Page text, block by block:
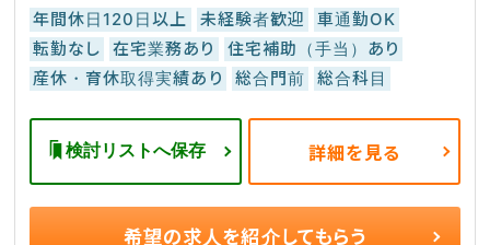
年間休日120日以上 未経験者歓迎
車通勤OK
転勤なし
在宅業務あり
住宅補助（手当）あり
産休・育休取得実績あり
総合門前 総合科目
検討リストへ保存 詳細を見る
希望の求人を紹介してもらう